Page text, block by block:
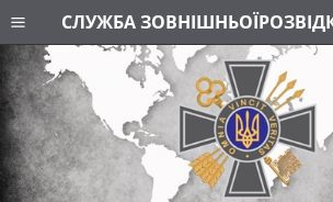
СЛУЖБА ЗОВНІШНЬОЇ